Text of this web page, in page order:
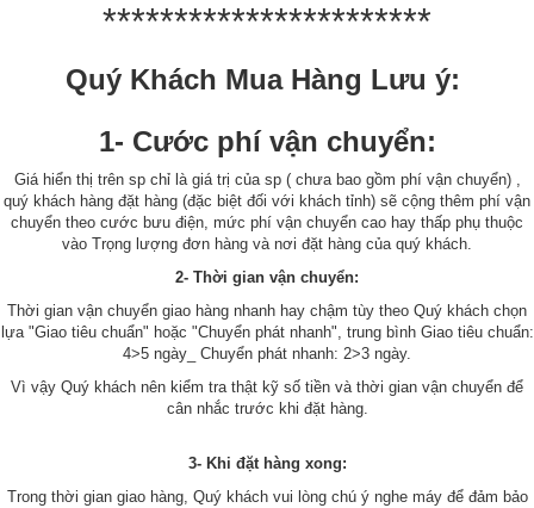
***********************
Quý Khách Mua Hàng Lưu ý:
1- Cước phí vận chuyển:
Giá hiển thị trên sp chỉ là giá trị của sp ( chưa bao gồm phí vận chuyển) ,
quý khách hàng đặt hàng (đặc biệt đối với khách tỉnh) sẽ cộng thêm phí vận
chuyển theo cước bưu điện, mức phí vận chuyển cao hay thấp phụ thuộc
vào Trọng lượng đơn hàng và nơi đặt hàng của quý khách.
2- Thời gian vận chuyển:
Thời gian vận chuyển giao hàng nhanh hay chậm tùy theo Quý khách chọn
lựa "Giao tiêu chuẩn" hoặc "Chuyển phát nhanh", trung bình Giao tiêu chuẩn:
4>5 ngày_ Chuyển phát nhanh: 2>3 ngày.
Vì vậy Quý khách nên kiểm tra thật kỹ số tiền và thời gian vận chuyển để
cân nhắc trước khi đặt hàng.
3- Khi đặt hàng xong:
Trong thời gian giao hàng, Quý khách vui lòng chú ý nghe máy để đảm bảo